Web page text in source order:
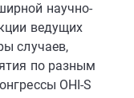
научно-
ведущих
случаев,
по разным
OHI-S